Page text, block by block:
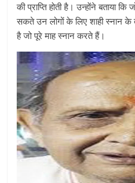
की प्राप्ति होती है। उन्होंने बताया
सकते उन लोगों के लिए शाही स्नान के
है जो पूरे माह स्नान करते हैं।